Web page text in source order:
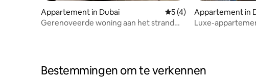
Appartement in Dubai Gemiddelde beoordeling
5 (4)
Gerenoveerde woning aan het strand
Appartement in
Luxe-
Bestemmingen om te verkennen